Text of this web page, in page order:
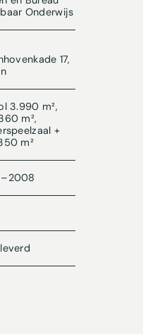
Onderwijs
17,
3.990 m²,
m²,
+
m²
–2008